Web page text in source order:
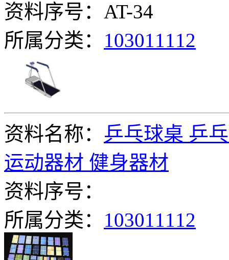
资料序号：AT-34
所属分类： 103011112
资料名称： 乒乓球桌 乒
运动器材 健身器材
资料序号：
所属分类： 103011112